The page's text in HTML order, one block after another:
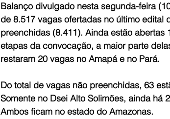
Balanço divulgado nesta segunda-feira
de 8.517 vagas ofertadas no último edital
preenchidas (8.411). Ainda estão
etapas da convocação, a maior parte
restaram 20 vagas no Amapá e no Pará.
Do total de vagas não preenchidas, 63
Somente no Dsei Alto Solimões, ainda há
Ambos ficam no estado do Amazonas.